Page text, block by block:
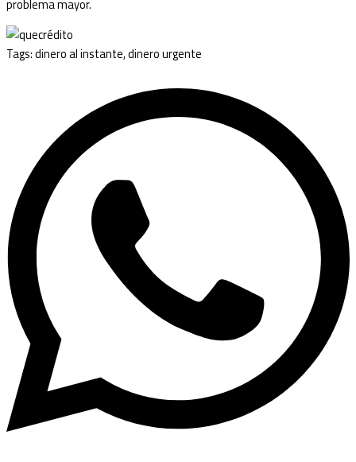
problema mayor.
Tags:dinero al instante,dinero urgente